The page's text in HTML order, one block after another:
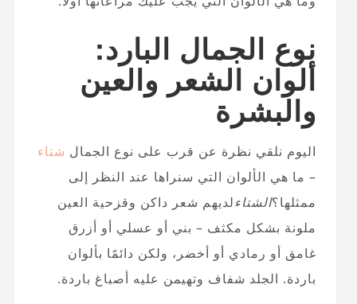
نوع الجمال البارد:
ألوان الشعر والعين
والبشرة
اليوم نلقي نظرة عن قرب على نوع الجمال شتاء
– ما هي الألوان التي سنراها عند النظر إلى
ممثلها؟الشتاءلديهم شعر داكن وقزحية العين
ملونة بشكل مكثف – بني أو عسلي أو أزرق
غامق أو رمادي أو أخضر، ولكن دائمًا بألوان
باردة. الجلد شفاف وتهيمن عليه أصباغ باردة.